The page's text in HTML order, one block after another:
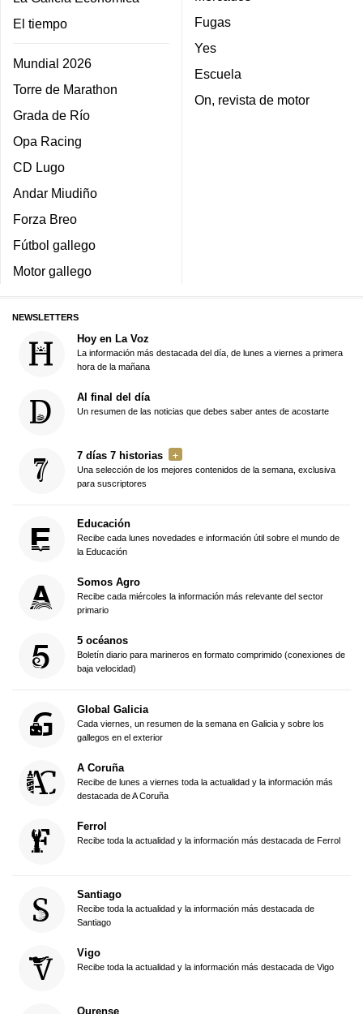
El tiempo
Mundial 2026
Torre de Marathon
Grada de Río
Opa Racing
CD Lugo
Andar Miudiño
Forza Breo
Fútbol gallego
Motor gallego
Fugas
Yes
Escuela
On, revista de motor
NEWSLETTERS
Hoy en La Voz
La información más destacada del día, de lunes a viernes a primera
hora de la mañana
Al final del día
Un resumen de las noticias que debes saber antes de acostarte
7 días 7 historias
Una selección de los mejores contenidos de la semana, exclusiva
para suscriptores
Educación
Recibe cada lunes novedades e información útil sobre el mundo de
la Educación
Somos Agro
Recibe cada miércoles la información más relevante del sector
primario
5 océanos
Boletín diario para marineros en formato comprimido (conexiones de
baja velocidad)
Global Galicia
Cada viernes, un resumen de la semana en Galicia y sobre los
gallegos en el exterior
A Coruña
Recibe de lunes a viernes toda la actualidad y la información más
destacada de A Coruña
Ferrol
Recibe toda la actualidad y la información más destacada de Ferrol
Santiago
Recibe toda la actualidad y la información más destacada de
Santiago
Vigo
Recibe toda la actualidad y la información más destacada de Vigo
Ourense